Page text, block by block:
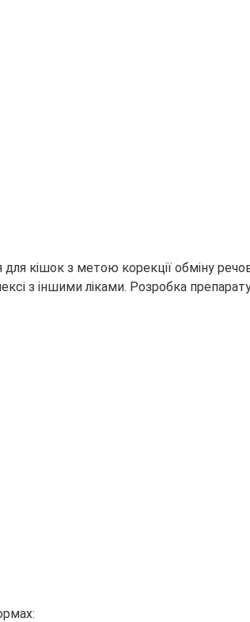
кішок з метою корекції обміну
з іншими ліками. Розробка